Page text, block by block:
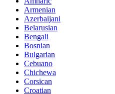
Armenian
Azerbaijani
Belarusian
Bengali
Bosnian
Bulgarian
Cebuano
Chichewa
Corsican
Croatian